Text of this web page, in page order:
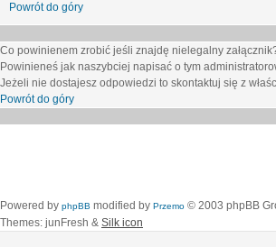
Powrót do góry
Co powinienem zrobić jeśli znajdę nielegalny
Powinieneś jak naszybciej napisać o tym
Jeżeli nie dostajesz odpowiedzi to skontaktuj się z
Powrót do góry
Powered by phpBB modified by Przemo © 2003 phpBB
Themes: junFresh & Silk icon